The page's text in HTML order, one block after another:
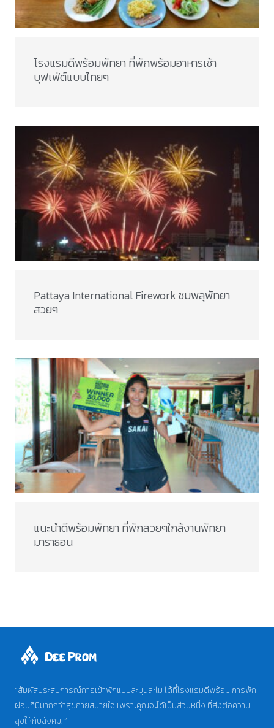
โรงแรมดีพร้อมพัทยา ที่พักพร้อมอาหารเช้า
บุฟเฟ่ต์แบบไทยๆ
Pattaya International Firework ชมพลุพัทยา
สวยๆ
แนะนำดีพร้อมพัทยา ที่พักสวยๆใกล้งานพัทยา
มาราธอน​
“สัมผัสประสบการณ์การเข้าพักแบบละมุนละไม ได้ที่โรงแรมดีพร้อม การพัก
ผ่อนที่มีมากกว่าสุขกายสบายใจ เพราะคุณจะได้เป็นส่วนหนึ่ง ที่ส่งต่อความ
สุขให้กับสังคม. “